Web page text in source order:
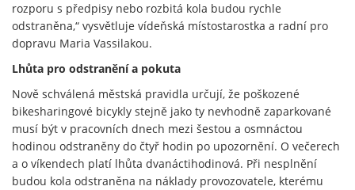
rozporu s předpisy nebo rozbitá kola budou rychle
odstraněna,“ vysvětluje vídeňská místostarostka a radní pro
dopravu Maria Vassilakou.
Lhůta pro odstranění a pokuta
Nově schválená městská pravidla určují, že poškozené
bikesharingové bicykly stejně jako ty nevhodně zaparkované
musí být v pracovních dnech mezi šestou a osmnáctou
hodinou odstraněny do čtyř hodin po upozornění. O večerech
a o víkendech platí lhůta dvanáctihodinová. Při nesplnění
budou kola odstraněna na náklady provozovatele, kterému